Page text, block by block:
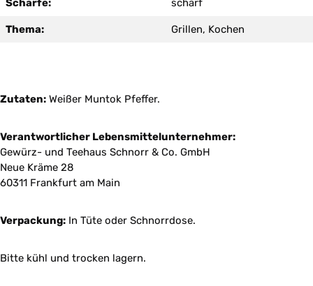
Schärfe: scharf
Thema: Grillen, Kochen
Zutaten: Weißer Muntok Pfeffer.
Verantwortlicher Lebensmittelunternehmer:
Gewürz- und Teehaus Schnorr & Co. GmbH
Neue Kräme 28
60311 Frankfurt am Main
Verpackung: In Tüte oder Schnorrdose.
Bitte kühl und trocken lagern.